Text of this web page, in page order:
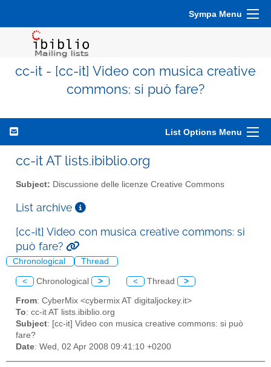
Sympa Menu
cc-it - [cc-it] Video con musica creative
commons: si può fare?
List Options Menu
cc-it AT lists.ibiblio.org
Subject: Discussione delle licenze Creative Commons
List archive
[cc-it] Video con musica creative commons: si
può fare?
Chronological Thread
< Chronological > < Thread >
From: CyberMix <cybermix AT digitaljockey.it>
To: cc-it AT lists.ibiblio.org
Subject: [cc-it] Video con musica creative commons: si può
fare?
Date: Wed, 02 Apr 2008 09:41:10 +0200